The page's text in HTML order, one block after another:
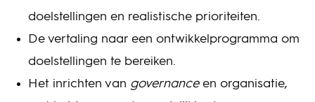
doelstellingen en realistische prioriteiten.
De vertaling naar een ontwikkelprogramma om
doelstellingen te bereiken.
Het inrichten van governanceen organisatie,